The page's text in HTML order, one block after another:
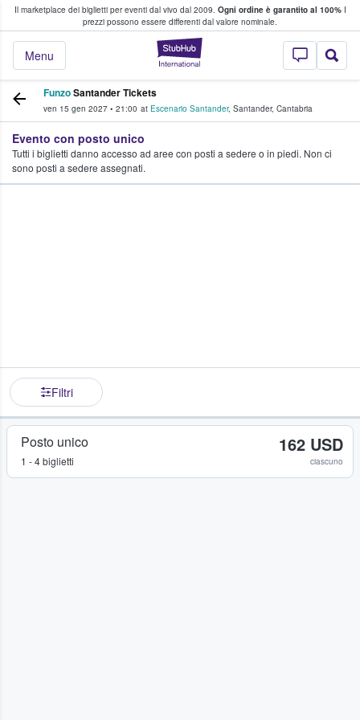
Il marketplace dei biglietti per eventi dal vivo dal 2009. Ogni ordine è garantito al 100%I
prezzi possono essere differenti dal valore nominale.
StubHub - Dove
Menu
fan comprano e vendono biglietti
FunzoSantander Tickets
ven 15 gen 2027 • 21:00 at Escenario Santander, Santander, Cantabria
Evento con posto unico
Tutti i biglietti danno accesso ad aree con posti a sedere o in piedi. Non ci
sono posti a sedere assegnati.
Filtri
Posto unico
1 - 4 biglietti
162 USD
ciascuno